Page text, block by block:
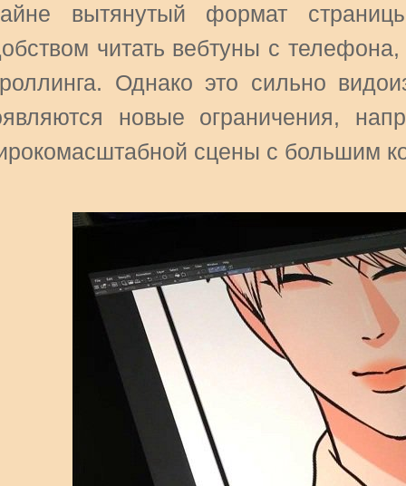
вытянутый формат
читать вебтуны с
Однако это сильно
новые ограничения,
сцены с большим